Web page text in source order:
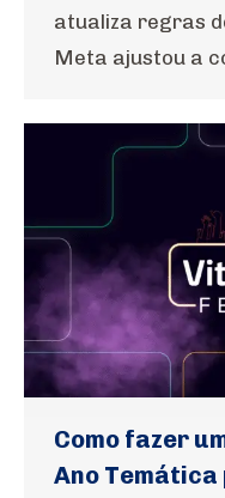
atualiza regras
Meta ajustou a
Como fazer
Ano Temática